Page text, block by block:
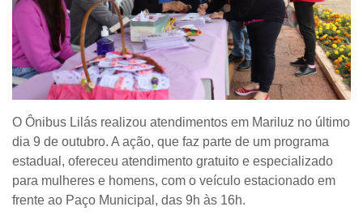
O Ônibus Lilás realizou atendimentos em Mariluz no último
dia 9 de outubro. A ação, que faz parte de um programa
estadual, ofereceu atendimento gratuito e especializado
para mulheres e homens, com o veículo estacionado em
frente ao Paço Municipal, das 9h às 16h.